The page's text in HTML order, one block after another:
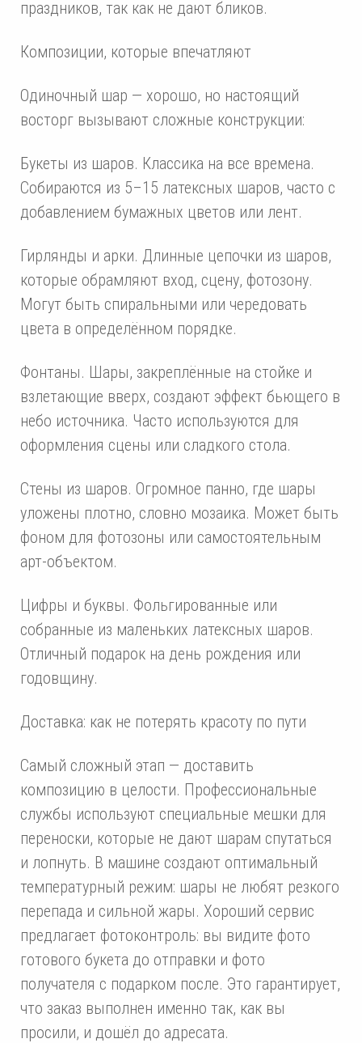
праздников, так как не дают бликов.
Композиции, которые впечатляют
Одиночный шар — хорошо, но настоящий
восторг вызывают сложные конструкции:
Букеты из шаров. Классика на все времена.
Собираются из 5–15 латексных шаров, часто с
добавлением бумажных цветов или лент.
Гирлянды и арки. Длинные цепочки из шаров,
которые обрамляют вход, сцену, фотозону.
Могут быть спиральными или чередовать
цвета в определённом порядке.
Фонтаны. Шары, закреплённые на стойке и
взлетающие вверх, создают эффект бьющего в
небо источника. Часто используются для
оформления сцены или сладкого стола.
Стены из шаров. Огромное панно, где шары
уложены плотно, словно мозаика. Может быть
фоном для фотозоны или самостоятельным
арт-объектом.
Цифры и буквы. Фольгированные или
собранные из маленьких латексных шаров.
Отличный подарок на день рождения или
годовщину.
Доставка: как не потерять красоту по пути
Самый сложный этап — доставить
композицию в целости. Профессиональные
службы используют специальные мешки для
переноски, которые не дают шарам спутаться
и лопнуть. В машине создают оптимальный
температурный режим: шары не любят резкого
перепада и сильной жары. Хороший сервис
предлагает фотоконтроль: вы видите фото
готового букета до отправки и фото
получателя с подарком после. Это гарантирует,
что заказ выполнен именно так, как вы
просили, и дошёл до адресата.